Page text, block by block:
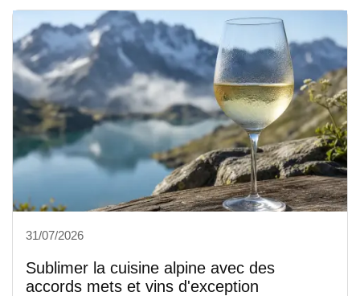
31/07/2026
Sublimer la cuisine alpine avec des
accords mets et vins d'exception